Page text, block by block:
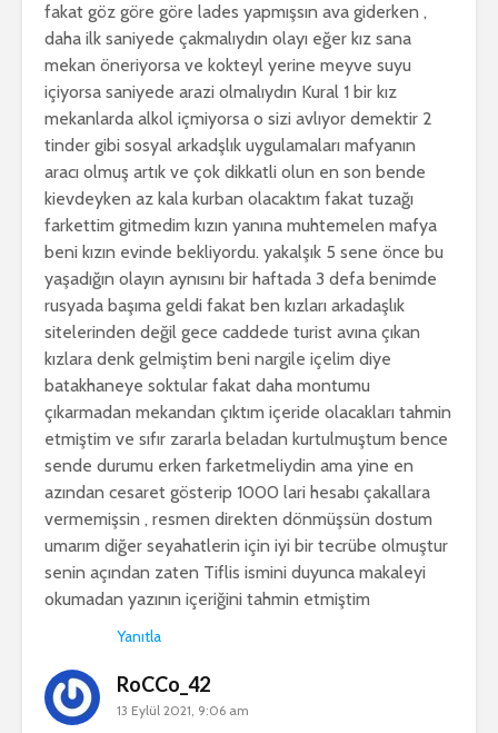
fakat göz göre göre lades yapmışsın ava giderken ,
daha ilk saniyede çakmalıydın olayı eğer kız sana
mekan öneriyorsa ve kokteyl yerine meyve suyu
içiyorsa saniyede arazi olmalıydın Kural 1 bir kız
mekanlarda alkol içmiyorsa o sizi avlıyor demektir 2
tinder gibi sosyal arkadşlık uygulamaları mafyanın
aracı olmuş artık ve çok dikkatli olun en son bende
kievdeyken az kala kurban olacaktım fakat tuzağı
farkettim gitmedim kızın yanına muhtemelen mafya
beni kızın evinde bekliyordu. yakalşık 5 sene önce bu
yaşadığın olayın aynısını bir haftada 3 defa benimde
rusyada başıma geldi fakat ben kızları arkadaşlık
sitelerinden değil gece caddede turist avına çıkan
kızlara denk gelmiştim beni nargile içelim diye
batakhaneye soktular fakat daha montumu
çıkarmadan mekandan çıktım içeride olacakları tahmin
etmiştim ve sıfır zararla beladan kurtulmuştum bence
sende durumu erken farketmeliydin ama yine en
azından cesaret gösterip 1000 lari hesabı çakallara
vermemişsin , resmen direkten dönmüşsün dostum
umarım diğer seyahatlerin için iyi bir tecrübe olmuştur
senin açından zaten Tiflis ismini duyunca makaleyi
okumadan yazının içeriğini tahmin etmiştim
Yanıtla
RoCCo_42
13 Eylül 2021, 9:06 am